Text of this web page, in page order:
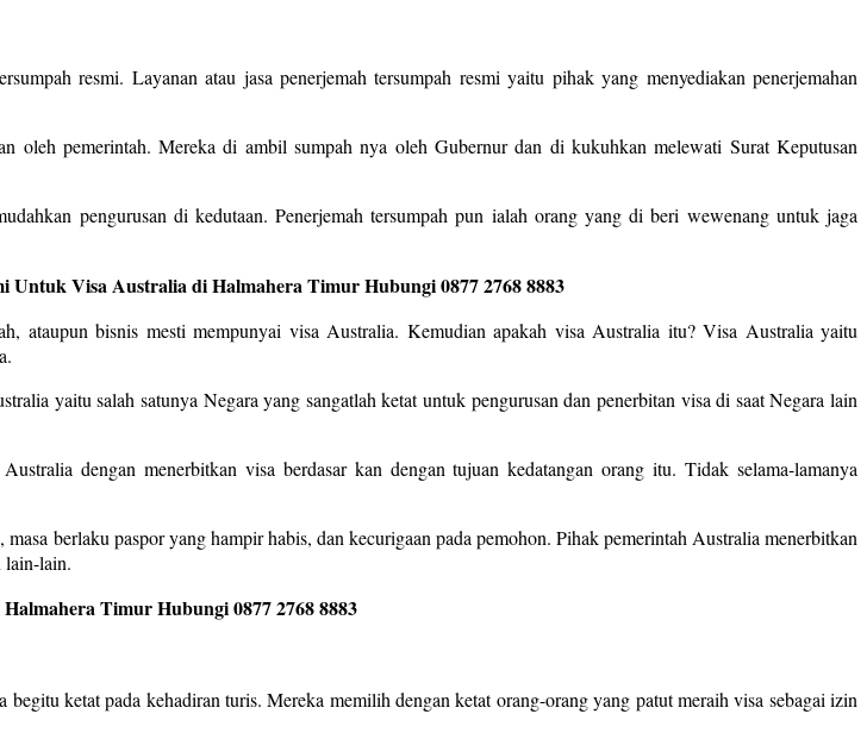
resmi. Layanan atau jasa penerjemah tersumpah resmi yaitu pihak yang menyediakan penerjemahan
oleh pemerintah. Mereka di ambil sumpah nya oleh Gubernur dan di kukuhkan melewati Surat Keputusan
pengurusan di kedutaan. Penerjemah tersumpah pun ialah orang yang di beri wewenang untuk jaga
Visa Australia di Halmahera Timur Hubungi 0877 2768 8883
ataupun bisnis mesti mempunyai visa Australia. Kemudian apakah visa Australia itu? Visa Australia yaitu
yaitu salah satunya Negara yang sangatlah ketat untuk pengurusan dan penerbitan visa di saat Negara lain
dengan menerbitkan visa berdasar kan dengan tujuan kedatangan orang itu. Tidak selama-lamanya
berlaku paspor yang hampir habis, dan kecurigaan pada pemohon. Pihak pemerintah Australia menerbitkan
lain-lain.
Timur Hubungi 0877 2768 8883
ketat pada kehadiran turis. Mereka memilih dengan ketat orang-orang yang patut meraih visa sebagai izin